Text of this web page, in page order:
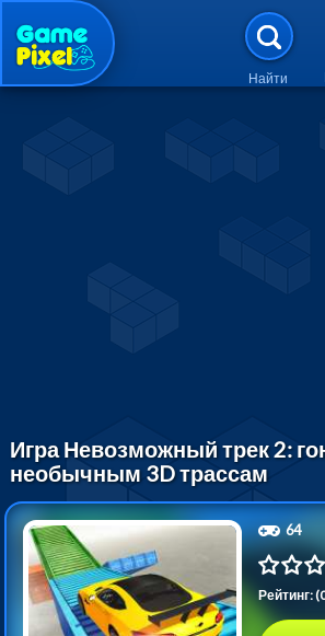
Перейти
Найти
Игра Невозможный трек 2:
необычным 3D трассам
64
Рейтинг: